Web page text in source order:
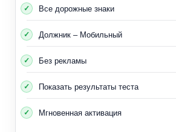
Все дорожные знаки
Должник – Мобильный
Без рекламы
Показать результаты теста
Мгновенная активация